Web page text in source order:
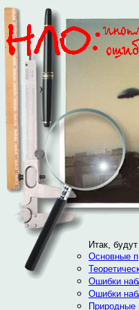
Итак,
Основные
Ошибки
Ошибки
Природные